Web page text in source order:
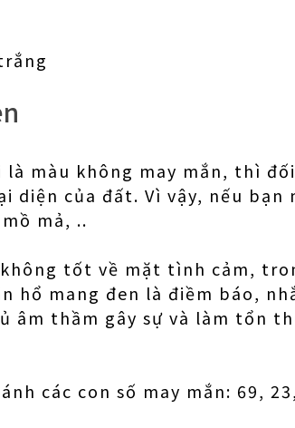
màu không may mắn, thì
diện của đất. Vì vậy, nếu bạn
mả, ..
tốt về mặt tình cảm,
hổ mang đen là điềm báo,
âm thầm gây sự và làm tổn
các con số may mắn: 69,